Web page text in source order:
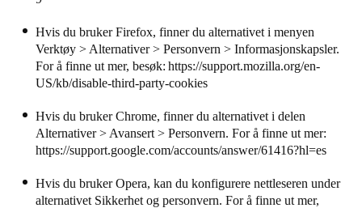
Hvis du bruker Firefox, finner du alternativet i menyen
Verktøy > Alternativer > Personvern > Informasjonskapsler.
For å finne ut mer, besøk: https://support.mozilla.org/en-
US/kb/disable-third-party-cookies
Hvis du bruker Chrome, finner du alternativet i delen
Alternativer > Avansert > Personvern. For å finne ut mer:
https://support.google.com/accounts/answer/61416?hl=es
Hvis du bruker Opera, kan du konfigurere nettleseren under
alternativet Sikkerhet og personvern. For å finne ut mer,